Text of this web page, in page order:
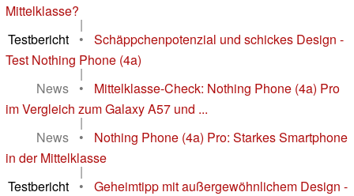
Mittelklasse?
|
Testbericht
•
Schäppchenpotenzial und schickes Design -
Test Nothing Phone (4a)
|
News
•
Mittelklasse-Check: Nothing Phone (4a) Pro
im Vergleich zum Galaxy A57 und ...
|
News
•
Nothing Phone (4a) Pro: Starkes Smartphone
in der Mittelklasse
|
Testbericht
•
Geheimtipp mit außergewöhnlichem Design -